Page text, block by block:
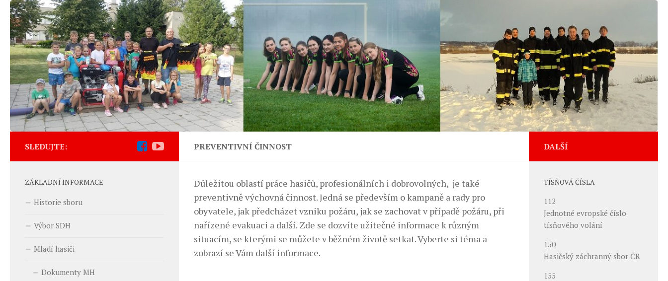
PREVENTIVNÍ ČINNOST
Důležitou oblastí práce hasičů, profesionálních i dobrovolných, je také
preventivně výchovná činnost. Jedná se především o kampaně a rady pro
obyvatele, jak předcházet vzniku požáru, jak se zachovat v případě požáru, při
nařízené evakuaci a další. Zde se dozvíte užitečné informace k různým
situacím, se kterými se můžete v běžném životě setkat. Vyberte si téma a
zobrazí se Vám další informace.
SLEDUJTE:
ZÁKLADNÍ INFORMACE
Historie sboru
Výbor SDH
Mladí hasiči
Dokumenty MH
DALŠÍ
TÍSŇOVÁ ČÍSLA
112
Jednotné evropské číslo
tísňového volání
150
Hasičský záchranný sbor ČR
155